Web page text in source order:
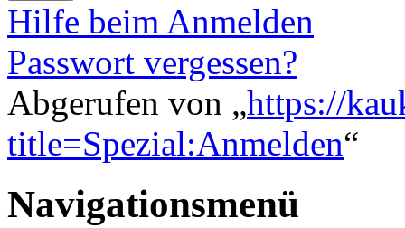
Hilfe beim Anmelden
Passwort vergessen?
Abgerufen von „https://
title=Spezial:Anmelden“
Navigationsmenü